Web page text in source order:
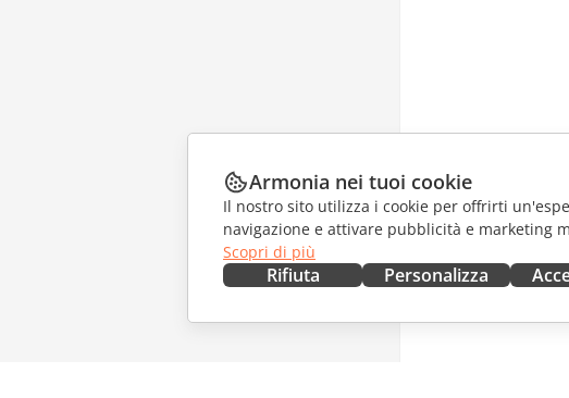
Armonia nei tuoi cookie
Il nostro sito utilizza i cookie per offrirti
navigazione e attivare pubblicità e marketing
Scopri di più
Rifiuta Personalizza